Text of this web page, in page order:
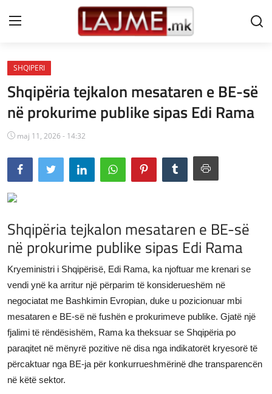
Shtëpi
LAJME MAQEDONI
SHQIPERI
KOSOVA
LAJME NGA BOTA
SPORT
SHENDETI
JETA
Gallery
Shqip
SHQIPERI
Shqipëria tejkalon mesataren e BE-së
në prokurime publike sipas Edi Rama
maj 11, 2026 - 14:32
Shqipëria tejkalon mesataren e BE-së
në prokurime publike sipas Edi Rama
Kryeministri i Shqipërisë, Edi Rama, ka njoftuar me krenari se
vendi ynë ka arritur një përparim të konsiderueshëm në
negociatat me Bashkimin Evropian, duke u pozicionuar mbi
mesataren e BE-së në fushën e prokurimeve publike. Gjatë një
fjalimi të rëndësishëm, Rama ka theksuar se Shqipëria po
paraqitet në mënyrë pozitive në disa nga indikatorët kryesorë të
përcaktuar nga BE-ja për konkurrueshmërinë dhe transparencën
në këtë sektor.